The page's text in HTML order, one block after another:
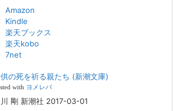
者f』出演情報
～FBS福岡放送『目撃者f』で、（株）トキワ
やる～コワモテ“説得屋”の生き様～」続きを
Amazon
Kindle
楽天ブックス
楽天kobo
7net
の死を祈る親たち (新潮文庫)
with ヨメレバ
剛 新潮社 2017-03-01